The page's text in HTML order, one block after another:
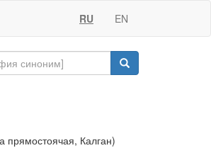
RU EN
прямостоячая, Калган)